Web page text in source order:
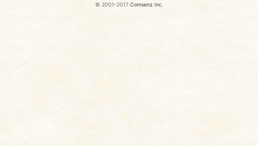
© 2001-2017 Comsenz Inc.